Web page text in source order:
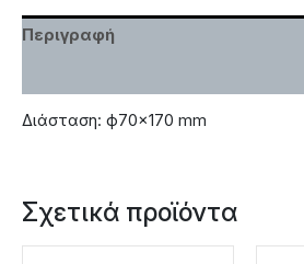
Περιγραφή
Διάσταση: ф70×170 mm
Σχετικά προϊόντα